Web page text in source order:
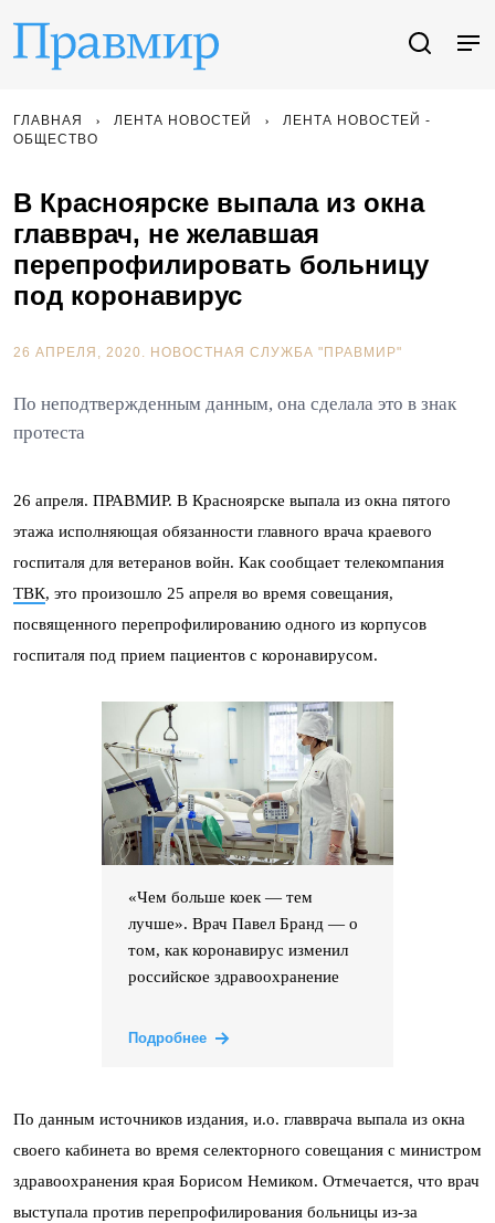
ГЛАВНАЯ ЛЕНТА НОВОСТЕЙ
ЛЕНТА НОВОСТЕЙ -
ОБЩЕСТВО
В Красноярске выпала из окна
главврач, не желавшая
перепрофилировать больницу
под коронавирус
26 АПРЕЛЯ, 2020. НОВОСТНАЯ СЛУЖБА "ПРАВМИР"
По неподтвержденным данным, она сделала это в знак
протеста
26 апреля. ПРАВМИР. В Красноярске выпала из окна пятого
этажа исполняющая обязанности главного врача краевого
госпиталя для ветеранов войн. Как сообщает телекомпания
ТВК, это произошло 25 апреля во время совещания,
посвященного перепрофилированию одного из корпусов
госпиталя под прием пациентов с коронавирусом.
«Чем больше коек — тем
лучше». Врач Павел Бранд — о
том, как коронавирус изменил
российское здравоохранение
Подробнее
По данным источников издания, и.о. главврача выпала из окна
своего кабинета во время селекторного совещания с министром
здравоохранения края Борисом Немиком. Отмечается, что врач
выступала против перепрофилирования больницы из-за